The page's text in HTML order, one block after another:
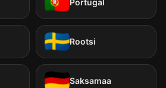
Portugal
Rootsi
Saksamaa